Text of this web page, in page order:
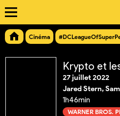
Cinéma
Krypto et
27 juillet 2022
Jared Stern,
1h46min
WARNER BROS.